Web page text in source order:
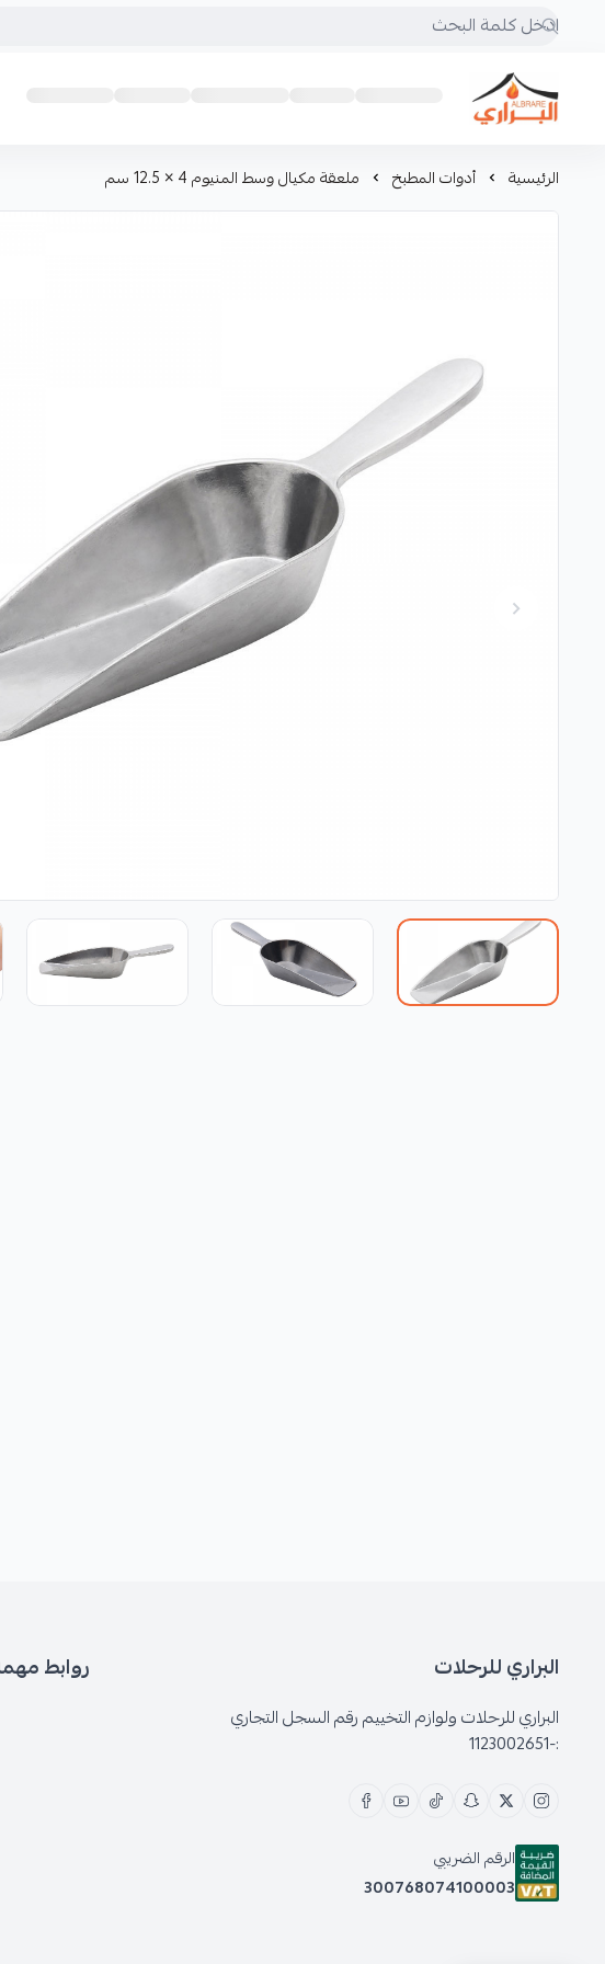
البراري للرحلات
الرئيسية أدوات المطبخ ملعقة مكيال وسط المنيوم 4 × 12.5 سم
البراري للرحلات
البراري للرحلات ولوازم التخييم رقم السجل التجاري
:-1123002651
الرقم الضريبي
300768074100003
روابط